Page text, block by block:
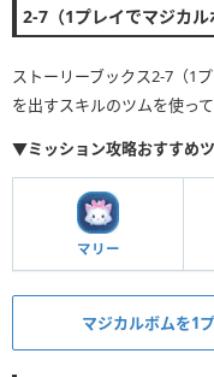
2-7（1プレイでマジカ
ストーリーブックス2-7（1
を出すスキルのツムを使っ
▼ミッション攻略おすすめ
マリー
マジカルボムを1